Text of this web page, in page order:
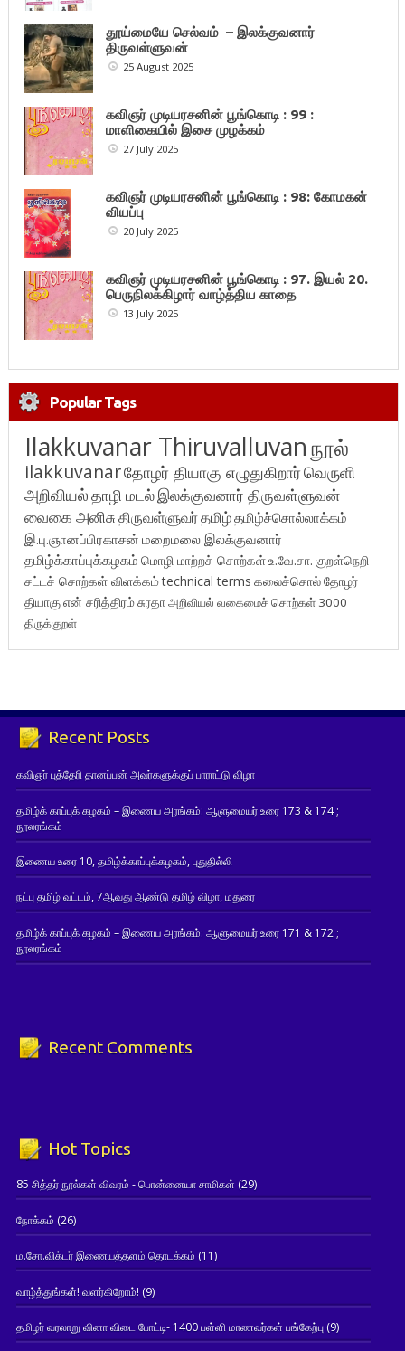
தூய்மையே செல்வம் – இலக்குவனார்
திருவள்ளுவன்
25 August 2025
கவிஞர் முடியரசனின் பூங்கொடி : 99 :
மாளிகையில் இசை முழக்கம்
27 July 2025
கவிஞர் முடியரசனின் பூங்கொடி : 98: கோமகன்
வியப்பு
20 July 2025
கவிஞர் முடியரசனின் பூங்கொடி : 97. இயல் 20.
பெருநிலக்கிழார் வாழ்த்திய காதை
13 July 2025
Popular Tags
Ilakkuvanar Thiruvalluvanநூல்
ilakkuvanarதோழர் தியாகு எழுதுகிறார்வெருளி
அறிவியல்தாழி மடல்இலக்குவனார் திருவள்ளுவன்
வைகை அனிசுதிருவள்ளுவர்தமிழ்தமிழ்ச்சொல்லாக்கம்
இ.பு.ஞானப்பிரகாசன் மறைமலை இலக்குவனார்
தமிழ்க்காப்புக்கழகம் மொழி மாற்றச் சொற்கள்உ.வே.சா. குறள்நெறி
சட்டச் சொற்கள் விளக்கம்technical terms கலைச்சொல்தோழர்
தியாகுஎன் சரித்திரம்சுரதாஅறிவியல் வகைமைச் சொற்கள் 3000
திருக்குறள்
Recent Posts
கவிஞர் புத்தேரி தானப்பன் அவர்களுக்குப் பாராட்டு விழா
தமிழ்க் காப்புக் கழகம் – இணைய அரங்கம்: ஆளுமையர் உரை 173 & 174 ;
நூலரங்கம்
இணைய உரை 10, தமிழ்க்காப்புக்கழகம், புதுதில்லி
நட்பு தமிழ் வட்டம், 7ஆவது ஆண்டு தமிழ் விழா, மதுரை
தமிழ்க் காப்புக் கழகம் – இணைய அரங்கம்: ஆளுமையர் உரை 171 & 172 ;
நூலரங்கம்
Recent Comments
Hot Topics
85 சித்தர் நூல்கள் விவரம் - பொன்னையா சாமிகள் (29)
நோக்கம் (26)
ம.சோ.விக்டர் இணையத்தளம் தொடக்கம் (11)
வாழ்த்துங்கள்! வளர்கிறோம்! (9)
தமிழர் வரலாறு வினா விடை போட்டி- 1400 பள்ளி மாணவர்கள் பங்கேற்பு(9)